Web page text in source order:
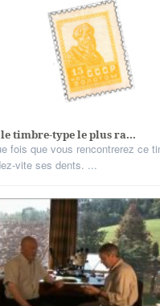
timbre-type le plus ra...
fois que vous rencontrerez ce
vite ses dents. ...